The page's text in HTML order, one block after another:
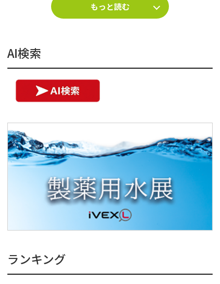
もっと読む
AI検索
ランキング